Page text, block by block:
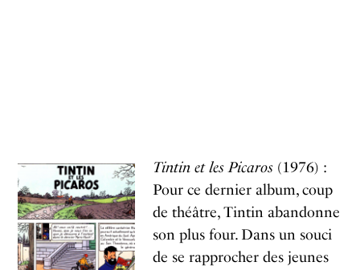
Tintin et les Picaros (1976) :
Pour ce dernier album, coup
de théâtre, Tintin abandonne
son plus four. Dans un souci
de se rapprocher des jeunes